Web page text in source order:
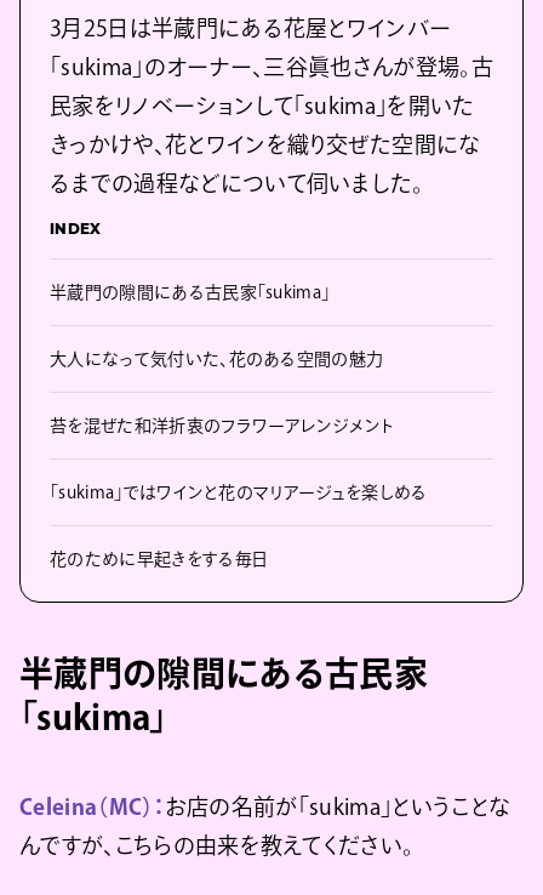
3月25日は半蔵門にある花屋とワインバー
「sukima」のオーナー、三谷眞也さんが登場。古
民家をリノベーションして「sukima」を開いた
きっかけや、花とワインを織り交ぜた空間にな
るまでの過程などについて伺いました。
INDEX
半蔵門の隙間にある古民家「sukima」
大人になって気付いた、花のある空間の魅力
苔を混ぜた和洋折衷のフラワーアレンジメント
「sukima」ではワインと花のマリアージュを楽しめる
花のために早起きをする毎日
半蔵門の隙間にある古民家
「sukima」
Celeina（MC）： お店の名前が「sukima」ということな
んですが、こちらの由来を教えてください。